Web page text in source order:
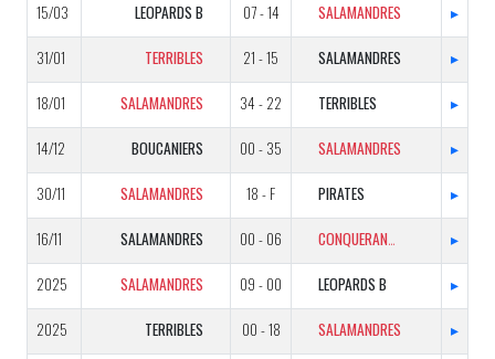
15/03 LEOPARDS B 07 - 14 SALAMANDRES ▸
31/01 TERRIBLES 21 - 15 SALAMANDRES ▸
18/01 SALAMANDRES 34 - 22 TERRIBLES ▸
14/12 BOUCANIERS 00 - 35 SALAMANDRES ▸
30/11 SALAMANDRES 18 - F PIRATES ▸
16/11 SALAMANDRES 00 - 06 CONQUERANTS ▸
2025 SALAMANDRES 09 - 00 LEOPARDS B ▸
2025 TERRIBLES 00 - 18 SALAMANDRES ▸